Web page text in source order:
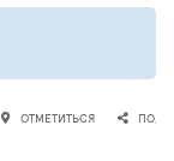
ОТМЕТИТЬСЯ